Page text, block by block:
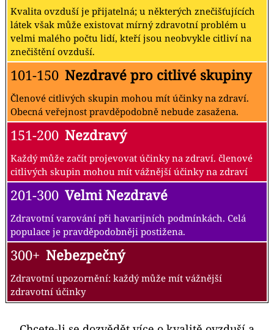
Kvalita ovzduší je přijatelná; u některých znečišťujících
látek však může existovat mírný zdravotní problém u
velmi malého počtu lidí, kteří jsou neobvykle citliví na
znečištění ovzduší.
101-150 Nezdravé pro citlivé skupiny
Členové citlivých skupin mohou mít účinky na zdraví.
Obecná veřejnost pravděpodobně nebude zasažena.
151-200 Nezdravý
Každý může začít projevovat účinky na zdraví. členové
citlivých skupin mohou mít vážnější účinky na zdraví
201-300 Velmi Nezdravé
Zdravotní varování při havarijních podmínkách. Celá
populace je pravděpodobněji postižena.
300+ Nebezpečný
Zdravotní upozornění: každý může mít vážnější
zdravotní účinky